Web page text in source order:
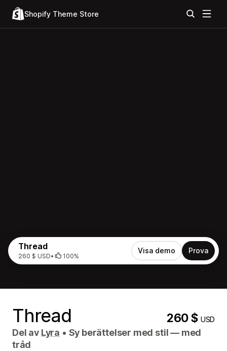
Shopify Theme Store
Thread
260 $ USD• 100%
Visa demo Prova
Thread 260 $USD
Del av Lyra • Sy berättelser med stil — med
tråd